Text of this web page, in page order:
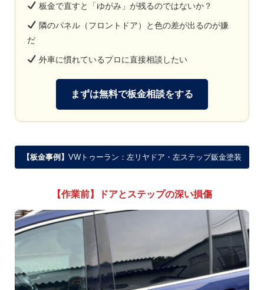
板金で直すと「ゆがみ」が残るのではないか？
隣のパネル（フロントドア）と色の差が出るのが嫌
だ
外車に慣れているプロに直接相談したい
まずは無料で板金相談をする
【板金事例】 VWトゥーラン：左リヤドア・左ステップ鈑金塗装
【作業前】ドアとステップの深い損傷